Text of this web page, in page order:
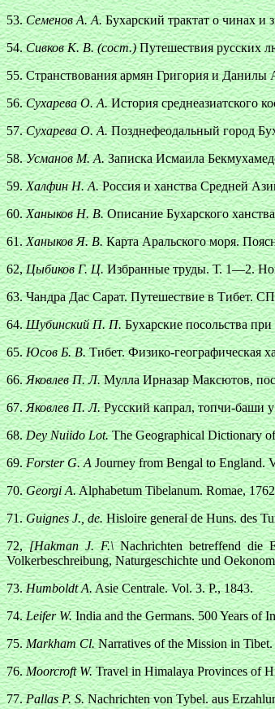
53.Семенов А. А.Бухарский трактат о чинах и
54.Сивков К. В. (сост.)Путешествия русских
55. Странствования армян Григория и
56.Сухарева О. А.История среднеазиатского
57.Сухарева О. А.Позднефеодальный город
58.Усманов М. А.Записка Исмаила
59.Халфин Н. А.Россия и ханства Средней
60.Ханыков Н. В.Описание Бухарского
61.Ханыков Я. В.Карта Аральского моря.
62,Цыбиков Г. Ц.Избранные труды. Т. 1—2.
63. Чандра Дас Сарат. Путешествие в Тибет.
64.Шубинский П. П.Бухарские посольства
65.Юсов Б. В.Тибет. Физико-географическая
66.Яковлев П. Л.Мулла Ирназар Максютов,
67.Яковлев П. Л.Русский капрал, топчи-баши
68.Dey Nuiido Lot.The Geographical Dictionary
69.Forster G. AJourney from Bengal to England.
70.Georgi A.Alphabetum Tibelanum. Romae,
71.Guignes J., de.Hisloire general de Huns. des
72,[Hakman J. F.\Nachrichten betreffend die
Volkerbeschreibung, Naturgeschichte und
73.Humboldt A.Asie Centrale. Vol. 3. P., 1843.
74.Leifer W.India and the Germans. 500 Years of
75.Markham Cl.Narratives of the Mission in
76.Moorcroft W.Travel in Himalaya Provinces of
77.Pallas P. S.Nachrichten von Tybel. aus